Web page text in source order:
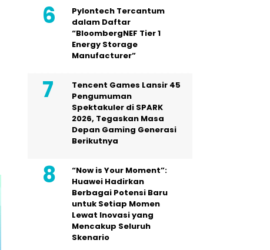
Pylontech Tercantum
dalam Daftar
“BloombergNEF Tier 1
Energy Storage
Manufacturer”
Tencent Games Lansir 45
Pengumuman
Spektakuler di SPARK
2026, Tegaskan Masa
Depan Gaming Generasi
Berikutnya
“Now is Your Moment”:
Huawei Hadirkan
Berbagai Potensi Baru
untuk Setiap Momen
Lewat Inovasi yang
Mencakup Seluruh
Skenario